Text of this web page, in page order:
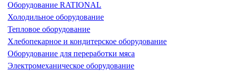
Оборудование RATIONAL
Холодильное оборудование
Тепловое оборудование
Хлебопекарное и кондитерское оборудование
Оборудование для переработки мяса
Электромеханическое оборудование